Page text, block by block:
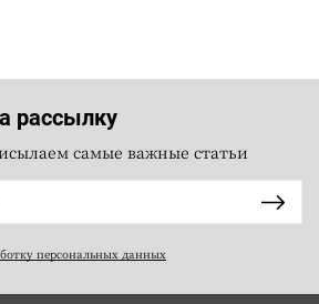
рассылку
самые важные статьи
персональных данных